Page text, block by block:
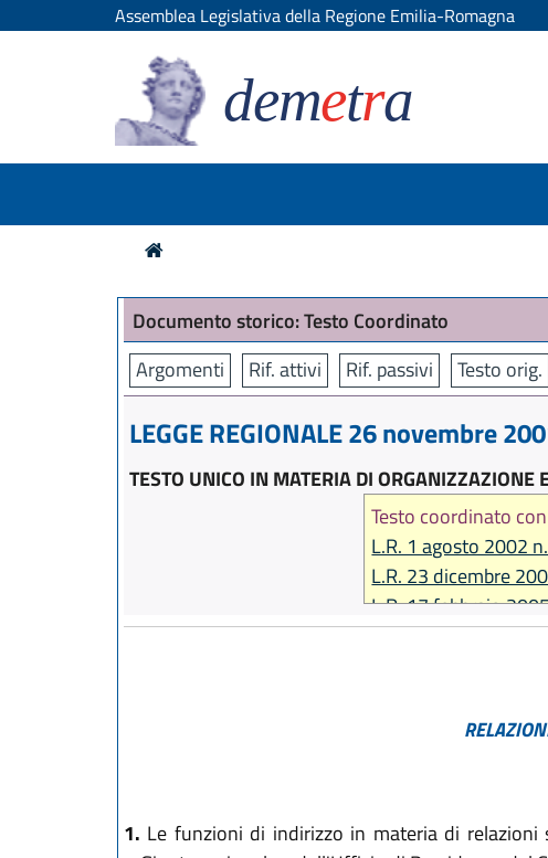
Assemblea Legislativa della Regione Emilia-Romagna
demetra
Documento storico: Testo Coordinato
Argomenti
Rif. attivi Rif. passivi Testo orig.
LEGGE REGIONALE 26 novembre
TESTO UNICO IN MATERIA DI
Testo coordinato
L.R. 1 agosto 2002
L.R. 23 dicembre
L.R. 17 febbraio
L.R. 6 giugno 2006
L.R. 26 luglio 2007
L.R. 21 dicembre
1. Le funzioni di indirizzo in materia di